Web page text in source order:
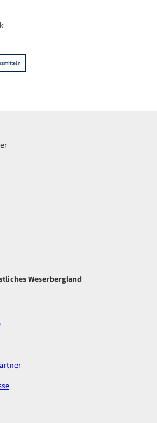
Weserbergland